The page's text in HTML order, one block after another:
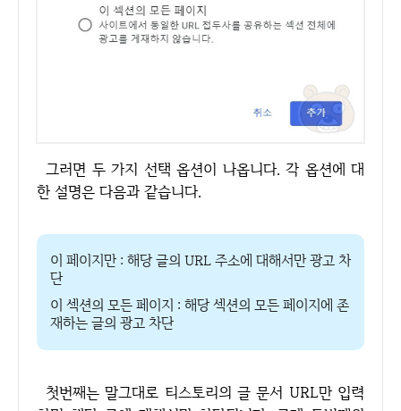
그러면 두 가지 선택 옵션이 나옵니다. 각 옵션에 대
한 설명은 다음과 같습니다.
이 페이지만 : 해당 글의 URL 주소에 대해서만 광고 차
단
이 섹션의 모든 페이지 : 해당 섹션의 모든 페이지에 존
재하는 글의 광고 차단
첫번째는 말그대로 티스토리의 글 문서 URL만 입력